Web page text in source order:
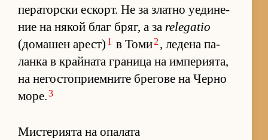
пе­ра­тор­ски ес­корт. Не за златно уе­ди­не­
ние на ня­кой благ бряг, а за relegatio
(до­ма­шен арест) 1 в Томи2 , ле­дена па­
ланка в край­ната гра­ница на им­пе­ри­я­та,
на не­гос­топ­ри­ем­ните бре­гове на Черно
мо­ре.3
Мистерията на опалата